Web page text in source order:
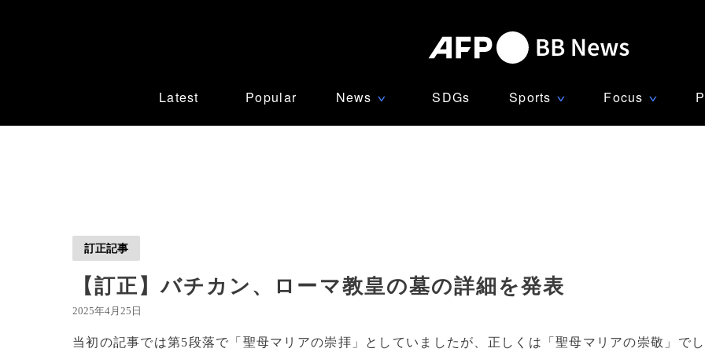
Latest Popular News ∨ SDGs Sports ∨ Focus ∨
訂正記事
【訂正】バチカン、ローマ教皇の墓の詳細を発表
2025年4月25日
当初の記事では第5段落で「聖母マリアの崇拝」としていましたが、正しくは「聖母マリアの崇敬」でし